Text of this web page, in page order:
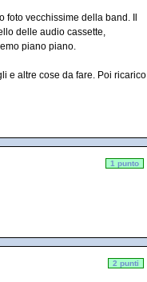
vecchissime della band. Il
delle audio cassette,
piano piano.
e altre cose da fare. Poi ricarico
1 punto
2 punti